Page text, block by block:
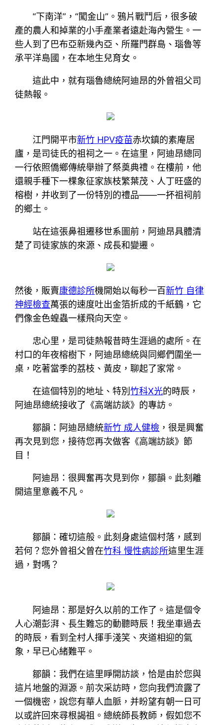
“下南洋”，“闖金山”。鴉片戰鬥后，很多破
產的農人和掉業的小手產業者遠赴海內營生。一
些人到了巴布亞新幾內亞、所羅門群島、瑙魯等
承平洋島國，在本地生兒育女。
這此中，就有瑙魯總統阿迪昂的外曾祖父司
徒熱報。
江門開平市新竹 HPV疫苗赤坎鎮的素庵居
廬，是司徒氏的祖祠之一。在這里，阿迪昂總同
一行依照僑鄉傳統舉辦了祭奠典禮。在樓前，他
還親手種下一棵象征家族枝繁葉茂、人丁旺盛的
榕樹，并收到了一份特別的禮品——一抔祖祠前
的鄉土。
站在這張鼻祖遷移世系圖前，阿迪昂具體清
楚了司徒家族的來源、成長和變遷。
然後，販賣康德診所機開始以每秒一百新竹 自律
神經檢查萬張的速度吐出金箔折成的千紙鶴，它
們像金色蝗蟲一樣飛向天空。
忠心里，是司徒熱報昔時生涯過的處所。在
村口的年夜榕樹下，阿迪昂總統與同鄉們圍坐一
桌，吃著當季的荔枝、黃皮，聊起了家常。
在這個特別的地址、特別竹科X光的時辰，
阿迪昂總統接收了《高端訪談》的專訪。
鄒韻：阿迪昂總統新竹 成人健檢 ，很是興奮
再次見到您，接待您再次做客《高端訪談》節
目！
阿迪昂：很興奮再次見到你，鄒韻。此刻離
開這里意義不凡。
鄒韻：確切這般。此刻身處這個村落，感到
若何？您外曾祖父曾在竹科 慢性病診所這里生涯
過，對嗎？
阿迪昂：那是好久以前的工作了。這是個令
人心潮彭湃、長生難忘的動聽時辰！我坐車過去
的時辰，看到全村人揮手淺笑、夾道相迎的氣
象，早已心緒難平。
鄒韻：我們在這里睜開訪談，恰是由於您與
這片地盤的淵源。前次采訪時，您向我們流露了
一個機密，說您有華人血脈，并盼望有朝一日可
以或許回來尋根謁祖。總統師長教師，假如您不